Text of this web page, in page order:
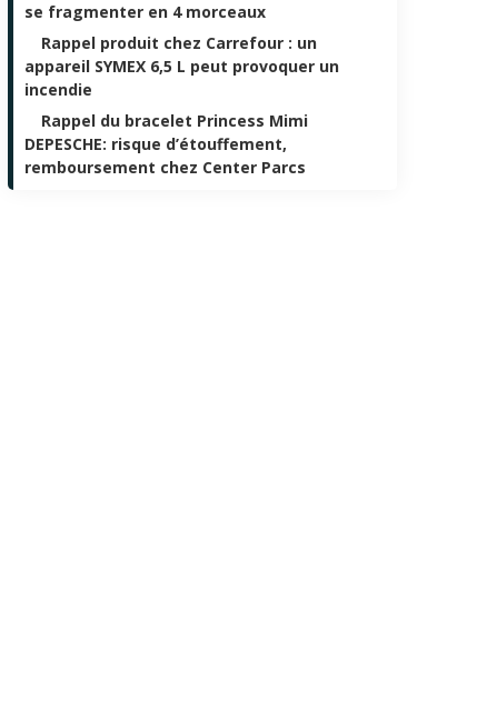
se fragmenter en 4 morceaux
Rappel produit chez Carrefour : un
appareil SYMEX 6,5 L peut provoquer un
incendie
Rappel du bracelet Princess Mimi
DEPESCHE: risque d’étouffement,
remboursement chez Center Parcs